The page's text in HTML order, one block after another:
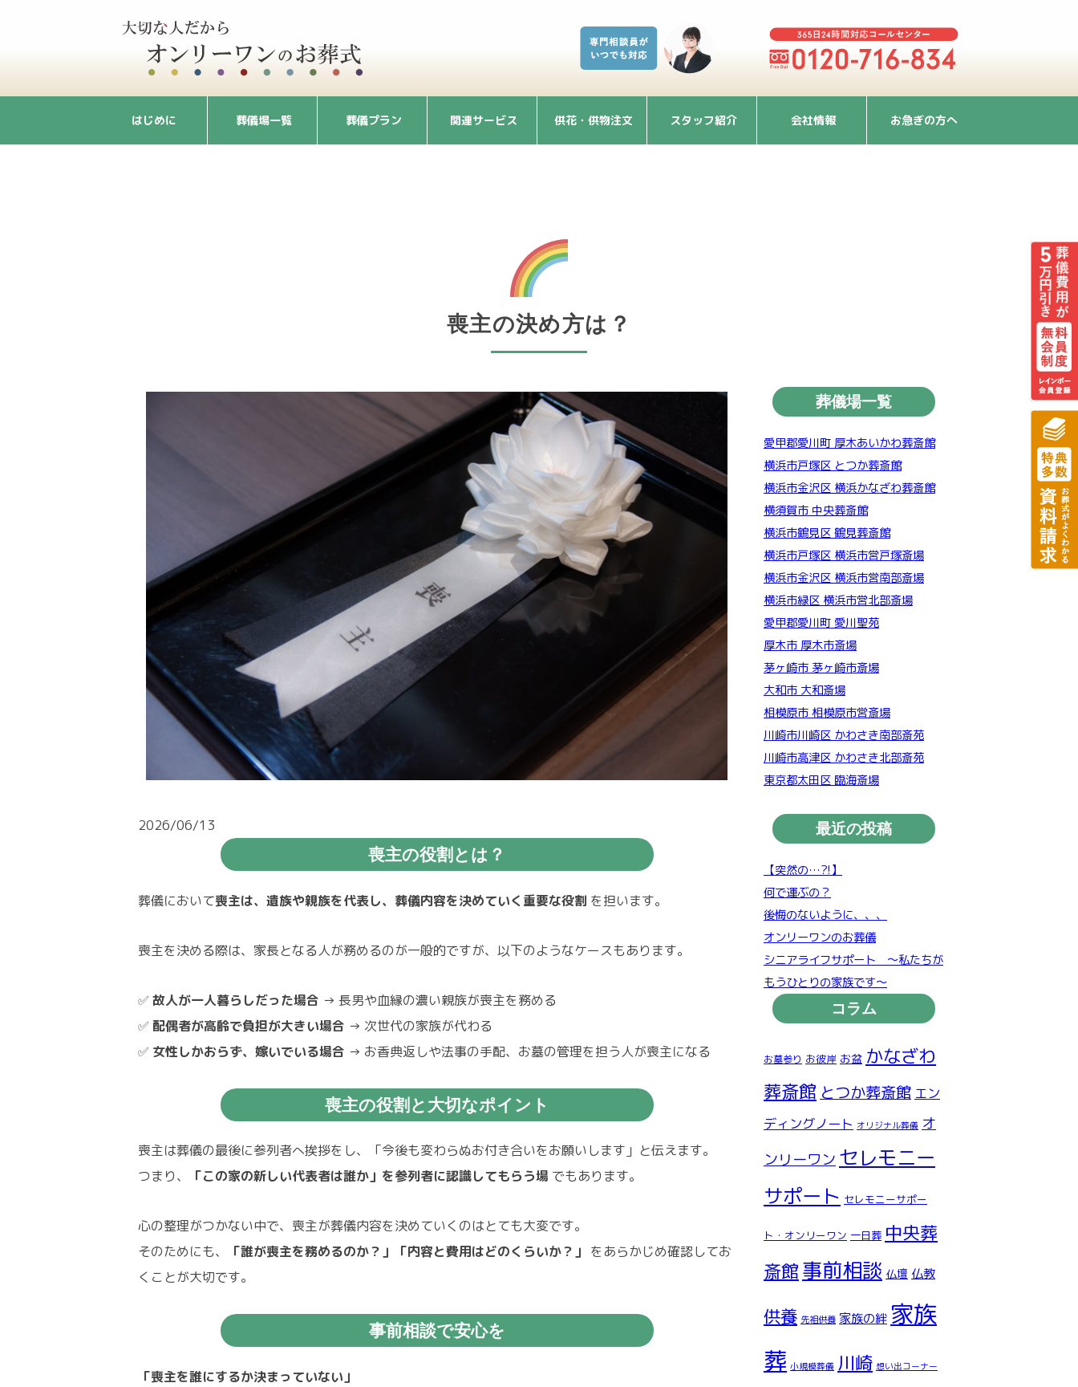
はじめに 葬儀場一覧 葬儀プラン 関連サービス 供花・供物注文 スタッフ紹介 会社情報 お急ぎの方へ
喪主の決め方は？
2026/06/13
喪主の役割とは？
葬儀において喪主は、遺族や親族を代表し、葬儀内容を決めていく重要な役割 を担います。
喪主を決める際は、家長となる人が務めるのが一般的ですが、以下のようなケースもあります。
✅ 故人が一人暮らしだった場合 → 長男や血縁の濃い親族が喪主を務める
✅ 配偶者が高齢で負担が大きい場合 → 次世代の家族が代わる
✅ 女性しかおらず、嫁いでいる場合 → お香典返しや法事の手配、お墓の管理を担う人が喪主になる
喪主の役割と大切なポイント
喪主は葬儀の最後に参列者へ挨拶をし、「今後も変わらぬお付き合いをお願いします」と伝えます。
つまり、
「この家の新しい代表者は誰か」を参列者に認識してもらう場 でもあります。
心の整理がつかない中で、喪主が葬儀内容を決めていくのはとても大変です。
そのためにも、
「誰が喪主を務めるのか？」「内容と費用はどのくらいか？」 をあらかじめ確認してお
くことが大切です。
事前相談で安心を
「喪主を誰にするか決まっていない」
葬儀場一覧
愛甲郡愛川町 厚木あいかわ葬斎館
横浜市戸塚区 とつか葬斎館
横浜市金沢区 横浜かなざわ葬斎館
横須賀市 中央葬斎館
横浜市鶴見区 鶴見葬斎館
横浜市戸塚区 横浜市営戸塚斎場
横浜市金沢区 横浜市営南部斎場
横浜市緑区 横浜市営北部斎場
愛甲郡愛川町 愛川聖苑
厚木市 厚木市斎場
茅ヶ崎市 茅ヶ崎市斎場
大和市 大和斎場
相模原市 相模原市営斎場
川崎市川崎区 かわさき南部斎苑
川崎市高津区 かわさき北部斎苑
東京都太田区 臨海斎場
最近の投稿
【突然の…?!】
何で運ぶの？
後悔のないように、、、
オンリーワンのお葬儀
シニアライフサポート ～私たちが
もうひとりの家族です～
コラム
お墓参り お彼岸 お盆 かなざわ
葬斎館 とつか葬斎館 エン
ディングノート オリジナル葬儀 オ
ンリーワン セレモニー
サポート セレモニーサポー
ト・オンリーワン 一日葬 中央葬
斎館事前相談 仏壇 仏教
供養 先祖供養 家族の絆 家族
葬 小規模葬儀 川崎 想い出コーナー